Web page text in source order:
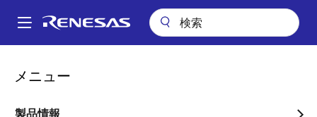
ン
Main
メニュー
製品情報
パ
ン
690V等の高電圧用安全規格に対応する、外形14.5mmの長沿面距離を